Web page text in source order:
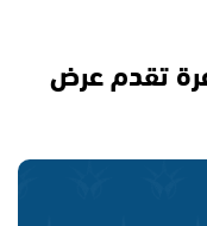
تقدم عرض